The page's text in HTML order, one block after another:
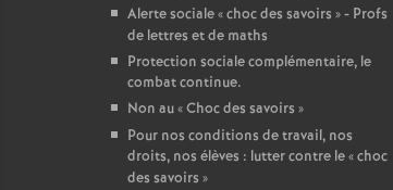
Alerte sociale «choc des savoirs » - Profs
de lettres et de maths
Protection sociale complémentaire, le
combat continue.
Non au «Choc des savoirs »
Pour nos conditions de travail, nos
droits, nos élèves : lutter contre le «choc
des savoirs »